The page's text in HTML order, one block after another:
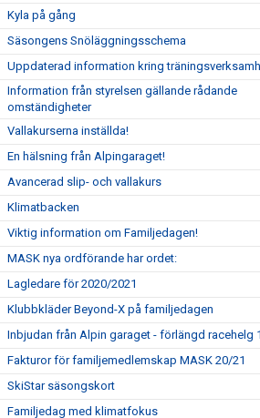
Kyla på gång
Säsongens Snöläggningsschema
Uppdaterad information kring
Information från styrelsen gällande rådande
omständigheter
Vallakurserna inställda!
En hälsning från Alpingaraget!
Avancerad slip- och vallakurs
Klimatbacken
Viktig information om Familjedagen!
MASK nya ordförande har ordet:
Lagledare för 2020/2021
Klubbkläder Beyond-X på familjedagen
Inbjudan från Alpin garaget - förlängd racehelg
Fakturor för familjemedlemskap MASK 20/21
SkiStar säsongskort
Familjedag med klimatfokus